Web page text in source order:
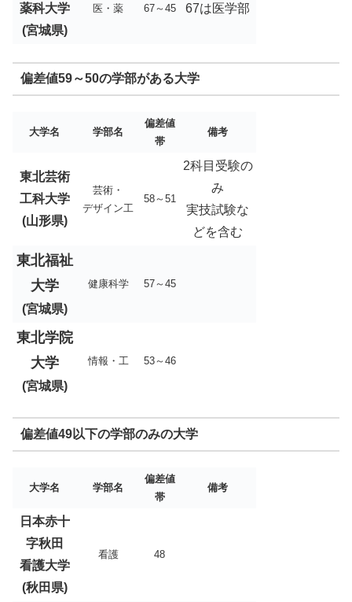
薬科大学
(宮城県)
医・薬 67～45 67は医学部
偏差値59～50の学部がある大学
大学名 学部名
偏差値
帯
備考
東北芸術
工科大学
(山形県)
芸術・
デザイン工
58～51
2科目受験の
み
実技試験な
どを含む
東北福祉
大学
(宮城県)
健康科学 57～45
東北学院
大学
(宮城県)
情報・工 53～46
偏差値49以下の学部のみの大学
大学名 学部名
偏差値
帯
備考
日本赤十
字秋田
看護大学
(秋田県)
看護 48